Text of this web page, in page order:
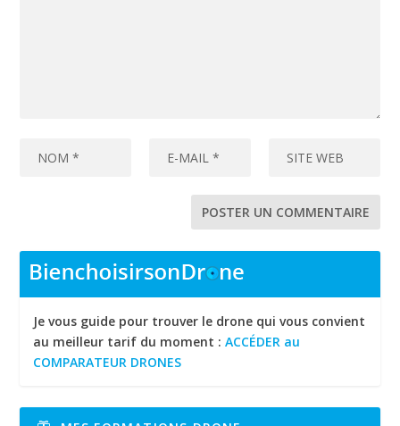
Je vous guide pour trouver le drone qui vous convient
au meilleur tarif du moment :ACCÉDER au
COMPARATEUR DRONES